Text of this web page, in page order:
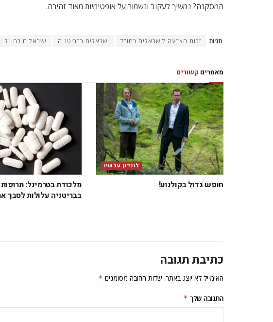
המסקנה? נמשיך לעקוב ונשמור על אופטימיות מאוד זהירה.
תגיות זכות הצבעה לישראלים בחו"ל ישראלים בבריטניה ישראלים בחו"ל
מאמרים קשורים
לונדון עכשיו
חופש גדול בקולנוע!
מלכודת בטרמינל: תרופות
בבריטניה עלולות לסבך
כתיבת תגובה
האימייל לא יוצג באתר. שדות החובה מסומנים *
התגובה שלך *